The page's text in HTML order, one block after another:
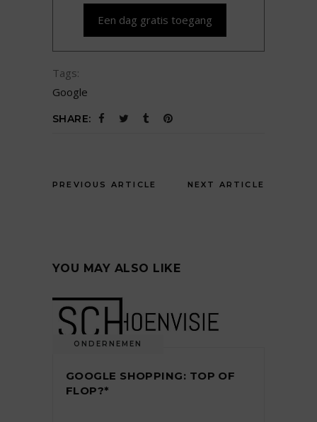
Een dag gratis toegang
Tags:
Google
SHARE:
PREVIOUS ARTICLE NEXT ARTICLE
YOU MAY ALSO LIKE
ONDERNEMEN
GOOGLE SHOPPING: TOP OF
FLOP?*